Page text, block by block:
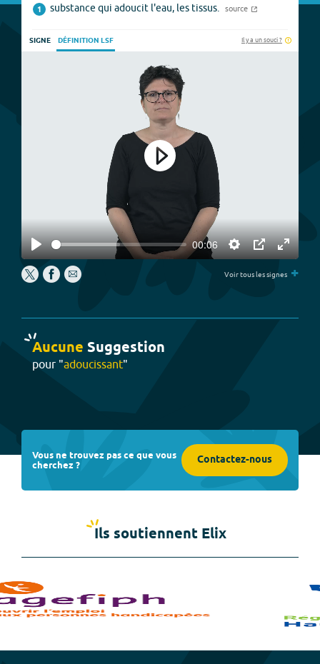
1 substance qui adoucit l'eau, les tissus. source
SIGNE DÉFINITION LSF Il y a un souci ?
Play
00:06
Settings
PIP
Enter
Play
Voir tous les signes +
Aucune Suggestion
pour "adoucissant"
Vous ne trouvez pas ce que vous
cherchez ? Contactez-nous
Ils soutiennent Elix